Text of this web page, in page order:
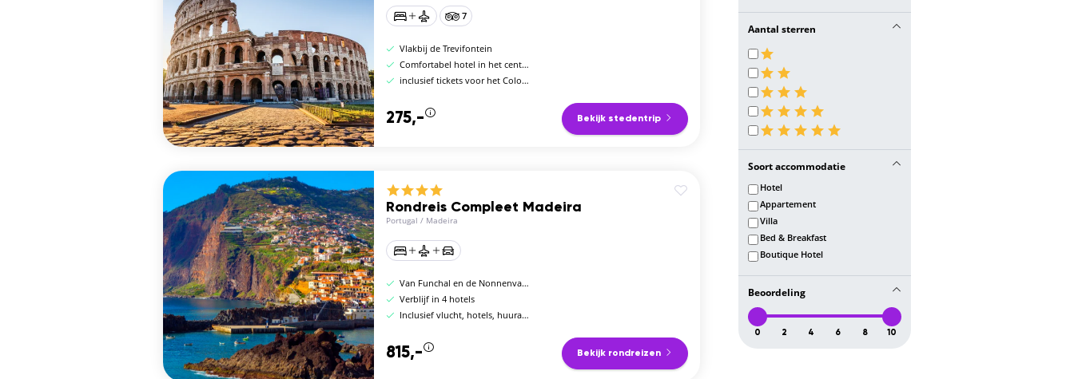
7
Vlakbij de Trevifontein
Comfortabel hotel in het centrum
inclusief tickets voor het Colosseum
275,- Bekijk stedentrip
Rondreis Compleet Madeira
Portugal / Madeira
Van Funchal en de Nonnenvallei tot Porto Moniz
Verblijf in 4 hotels
Inclusief vlucht, hotels, huurauto en ontbijt
815,- Bekijk rondreizen
Aantal sterren
Soort accommodatie
Hotel
Appartement
Villa
Bed & Breakfast
Boutique Hotel
Beoordeling
0 2 4 6 8 10